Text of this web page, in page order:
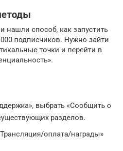
нашли способ, как запустить
подписчиков. Нужно зайти
точки и перейти в
выбрать «Сообщить о
разделов.
оплата/награды»